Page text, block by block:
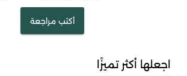
أكتب مراجعة
اجعلها أكثر تميزًا